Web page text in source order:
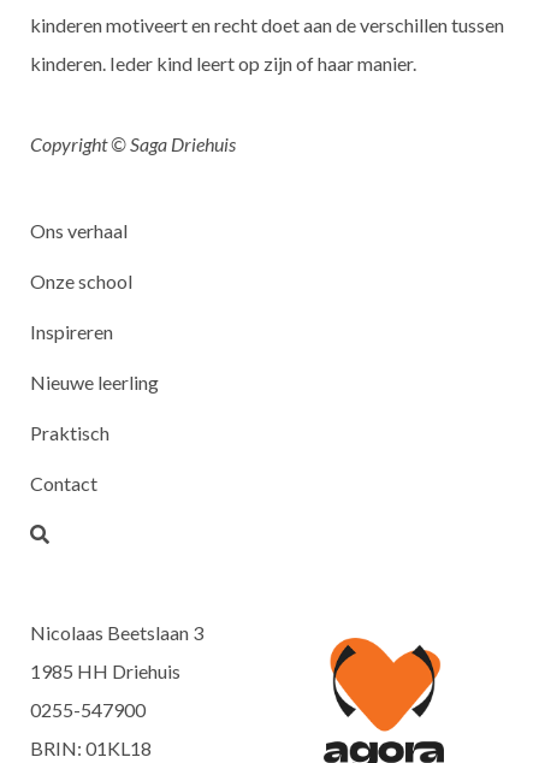
kinderen motiveert en recht doet aan de verschillen tussen
kinderen. Ieder kind leert op zijn of haar manier.
Copyright © Saga Driehuis
Ons verhaal
Onze school
Inspireren
Nieuwe leerling
Praktisch
Contact
Nicolaas Beetslaan 3
1985 HH Driehuis
0255-547900
BRIN: 01KL18